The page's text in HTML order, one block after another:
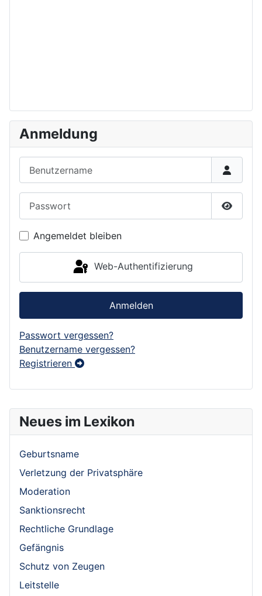
Neues im Lexikon
Geburtsname
Verletzung der Privatsphäre
Moderation
Sanktionsrecht
Rechtliche Grundlage
Gefängnis
Schutz von Zeugen
Leitstelle
Anmeldung
Angemeldet bleiben
Web-Authentifizierung
Anmelden
Passwort vergessen?
Benutzername vergessen?
Registrieren